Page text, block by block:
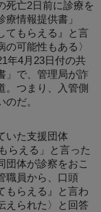
死亡2日前に診療を
情報提供書」
てもらえる』と言
可能性もある〉
年4月23日付の共
」で、管理局が詐
。つまり、入管側
だ。
いた支援団体
らえる」と言った
団体が診察をおこ
職員から、口頭
もらえる』と言わ
えられた〉と回答